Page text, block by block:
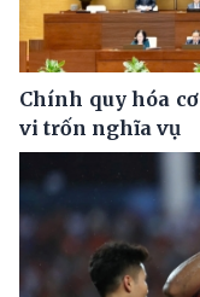
Chính quy hóa
vi trốn nghĩa vụ